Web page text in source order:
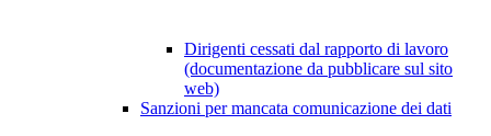
Dirigenti cessati dal rapporto di lavoro
(documentazione da pubblicare sul sito
web)
Sanzioni per mancata comunicazione dei dati